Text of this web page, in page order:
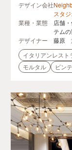
デザイン会社
スタ
業種・業態
店舗
テム
デザイナー
藤原
イタリアンレスト
モルタル
ビン